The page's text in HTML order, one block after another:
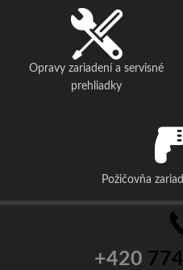
Opravy zariadení a servisné
prehliadky
Požičovňa
+420